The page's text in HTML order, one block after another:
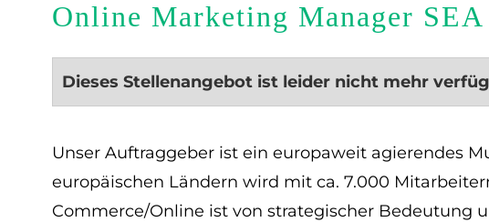
Online Marketing Manager
Dieses Stellenangebot ist leider nicht mehr
Unser Auftraggeber ist ein europaweit agierendes
europäischen Ländern wird mit ca. 7.000
Commerce/Online ist von strategischer Bedeutung